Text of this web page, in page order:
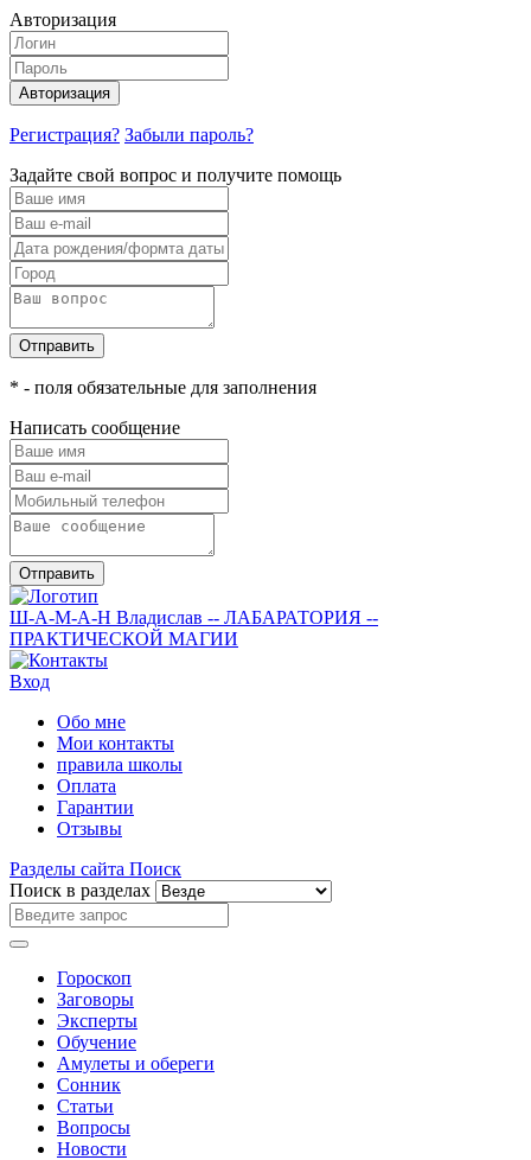
Авторизация
Авторизация
Регистрация? Забыли пароль?
Задайте свой вопрос и получите помощь
Отправить
* - поля обязательные для заполнения
Написать сообщение
Отправить
Ш-А-М-А-Н Владислав -- ЛАБАРАТОРИЯ --
ПРАКТИЧЕСКОЙ МАГИИ
Вход
Обо мне
Мои контакты
правила школы
Оплата
Гарантии
Отзывы
Разделы сайта Поиск
Поиск в разделах
Гороскоп
Заговоры
Эксперты
Обучение
Амулеты и обереги
Сонник
Статьи
Вопросы
Новости